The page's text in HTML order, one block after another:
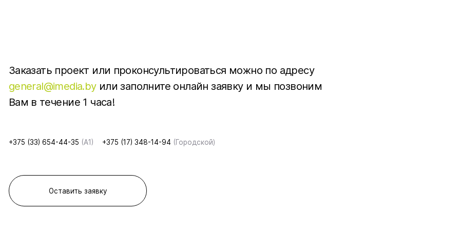
Заказать проект или проконсультироваться можно по адресу
general@imedia.byили заполните онлайн заявку и мы позвоним
Вам в течение 1 часа!
+375 (33) 654-44-35 (A1) +375 (17) 348-14-94 (Городской)
Оставить заявку